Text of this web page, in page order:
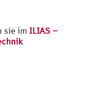
sie im ILIAS –